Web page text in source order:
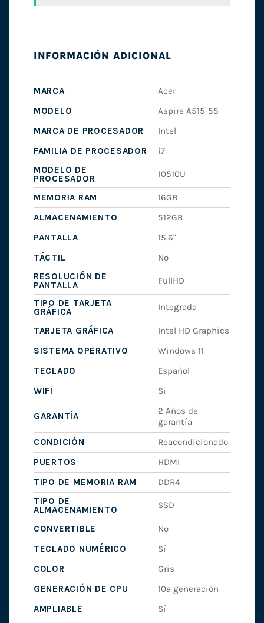
INFORMACIÓN ADICIONAL
MARCA
Acer
MODELO
Aspire A515-55
MARCA DE PROCESADOR
Intel
FAMILIA DE PROCESADOR
i7
MODELO DE
PROCESADOR
10510U
MEMORIA RAM
16GB
ALMACENAMIENTO
512GB
PANTALLA
15.6"
TÁCTIL
No
RESOLUCIÓN DE
PANTALLA
FullHD
TIPO DE TARJETA
GRÁFICA
Integrada
TARJETA GRÁFICA
Intel HD Graphics
SISTEMA OPERATIVO
Windows 11
TECLADO
Español
WIFI
Si
GARANTÍA
2 Años de
garantía
CONDICIÓN
Reacondicionado
PUERTOS
HDMI
TIPO DE MEMORIA RAM
DDR4
TIPO DE
ALMACENAMIENTO
SSD
CONVERTIBLE
No
TECLADO NUMÉRICO
Sí
COLOR
Gris
GENERACIÓN DE CPU
10ª generación
AMPLIABLE
Sí